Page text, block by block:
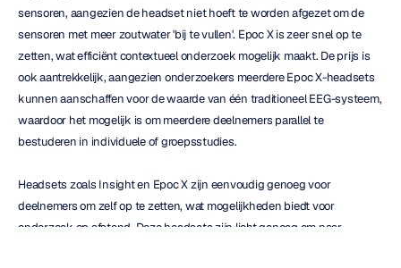
sensoren, aangezien de headset niet hoeft te worden afgezet om de
sensoren met meer zoutwater 'bij te vullen'. Epoc X is zeer snel op te
zetten, wat efficiënt contextueel onderzoek mogelijk maakt. De prijs is
ook aantrekkelijk, aangezien onderzoekers meerdere Epoc X-headsets
kunnen aanschaffen voor de waarde van één traditioneel EEG-systeem,
waardoor het mogelijk is om meerdere deelnemers parallel te
bestuderen in individuele of groepsstudies.
Headsets zoals Insight en Epoc X zijn eenvoudig genoeg voor
deelnemers om zelf op te zetten, wat mogelijkheden biedt voor
onderzoek op afstand. Deze headsets zijn licht genoeg om naar